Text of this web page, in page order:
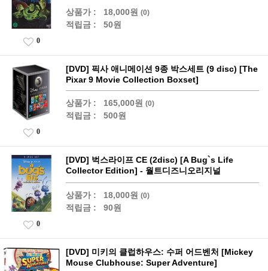
상품가 : 18,000원 (0)
적립금 : 50원
0
[DVD] 픽사 애니메이션 9종 박스세트 (9 disc) [The
Pixar 9 Movie Collection Boxset]
상품가 : 165,000원 (0)
적립금 : 500원
0
[DVD] 벅스라이프 CE (2disc) [A Bug`s Life
Collector Edition] - 월트디즈니오리지널
상품가 : 18,000원 (0)
적립금 : 90원
0
[DVD] 미키의 클럽하우스: 수퍼 어드벤처 [Mickey
Mouse Clubhouse: Super Adventure]